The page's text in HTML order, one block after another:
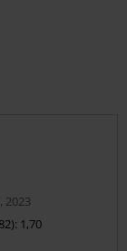
2023
1,70